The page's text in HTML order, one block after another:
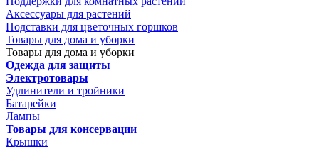
Аксессуары для растений
Подставки для цветочных горшков
Товары для дома и уборки
Товары для дома и уборки
Одежда для защиты
Электротовары
Удлинители и тройники
Батарейки
Лампы
Товары для консервации
Крышки